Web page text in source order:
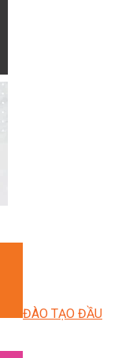
ĐÀO TẠO ĐẦU